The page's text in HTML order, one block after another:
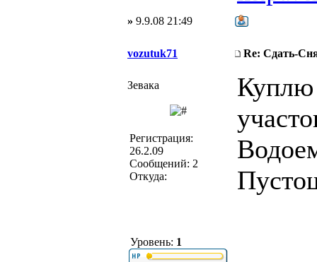
» 9.9.08 21:49
vozutuk71 Re: Сдать-
Зевака
Регистрация:
26.2.09
Сообщений: 2
Откуда:
Уровень: 1
Куплю